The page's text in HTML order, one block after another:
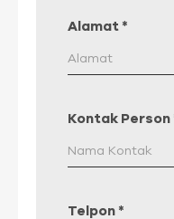
Alamat *
Kontak Person
Telpon *